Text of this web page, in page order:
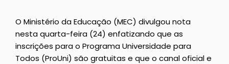
O Ministério da Educação (MEC) divulgou nota
nesta quarta-feira (24) enfatizando que as
inscrições para o Programa Universidade para
Todos (ProUni) são gratuitas e que o canal oficial e